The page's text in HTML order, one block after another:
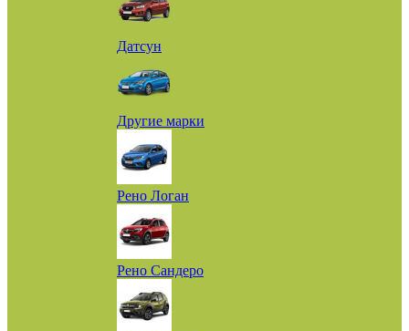
Датсун
Другие марки
Рено Логан
Рено Сандеро